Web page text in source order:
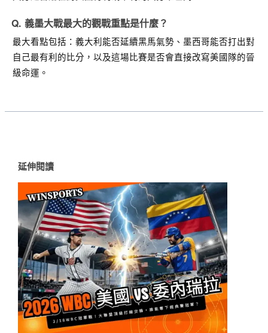
義墨大戰最大的觀戰重點是什麼？
最大看點包括：義大利能否延續黑馬氣勢、墨西哥能否打出對
自己最有利的比分，以及這場比賽是否會直接改寫美國隊的晉
級命運。
延伸閱讀